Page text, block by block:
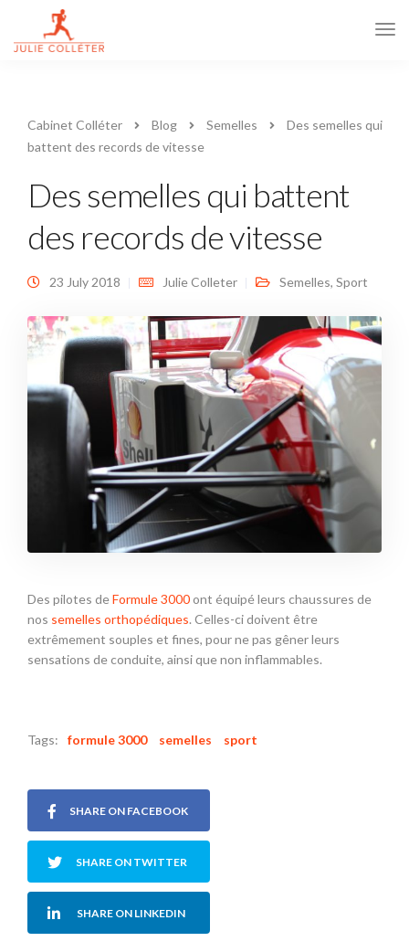
Cabinet Colléter Blog Semelles
Des semelles qui
battent des records de vitesse
Des semelles qui battent
des records de vitesse
23 July 2018 Julie Colleter Semelles, Sport
Des pilotes deFormule 3000ont équipé leurs chaussures de
nos semelles orthopédiques. Celles-ci doivent être
extrêmement souples et fines, pour ne pas gêner leurs
sensations de conduite, ainsi que non inflammables.
Tags: formule 3000 semelles sport
SHARE ON FACEBOOK
SHARE ON TWITTER
SHARE ON LINKEDIN